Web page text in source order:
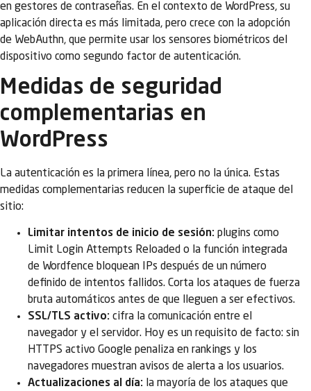
en gestores de contraseñas. En el contexto de WordPress, su
aplicación directa es más limitada, pero crece con la adopción
de WebAuthn, que permite usar los sensores biométricos del
dispositivo como segundo factor de autenticación.
Medidas de seguridad
complementarias en
WordPress
La autenticación es la primera línea, pero no la única. Estas
medidas complementarias reducen la superficie de ataque del
sitio:
Limitar intentos de inicio de sesión: plugins como
Limit Login Attempts Reloaded o la función integrada
de Wordfence bloquean IPs después de un número
definido de intentos fallidos. Corta los ataques de fuerza
bruta automáticos antes de que lleguen a ser efectivos.
SSL/TLS activo: cifra la comunicación entre el
navegador y el servidor. Hoy es un requisito de facto: sin
HTTPS activo Google penaliza en rankings y los
navegadores muestran avisos de alerta a los usuarios.
Actualizaciones al día: la mayoría de los ataques que